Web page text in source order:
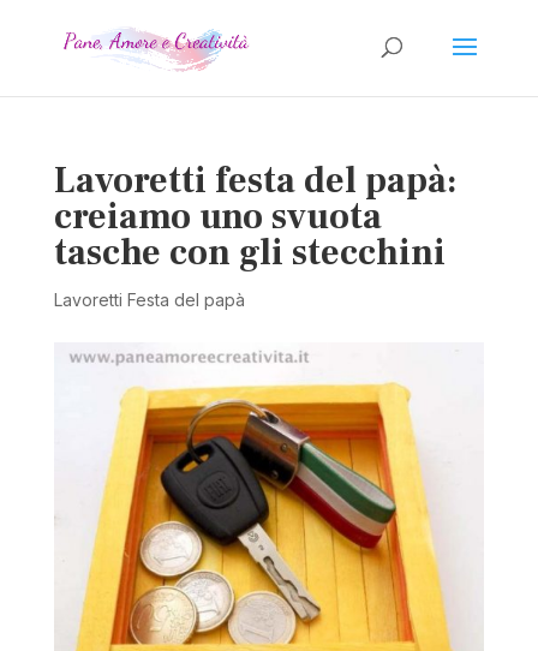
Lavoretti festa del papà:
creiamo uno svuota
tasche con gli stecchini
Lavoretti Festa del papà